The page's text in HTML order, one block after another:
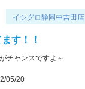
イシグロ静岡中吉田店
す！！
チャンスですよ～
05/20